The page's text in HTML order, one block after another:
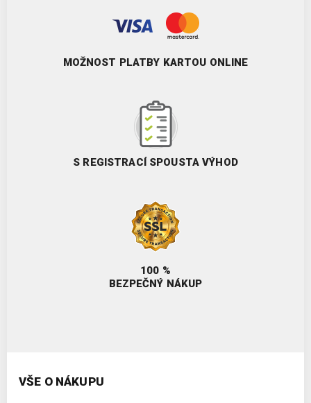
MOŽNOST PLATBY KARTOU ONLINE
S REGISTRACÍ SPOUSTA VÝHOD
100 %
BEZPEČNÝ NÁKUP
VŠE O NÁKUPU